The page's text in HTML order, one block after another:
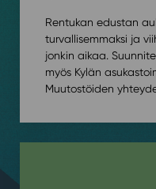
Rentukan edustan
turvallisemmaksi ja
jonkin aikaa.
myös Kylän
Muutostöiden